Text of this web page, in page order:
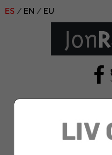
ES EN EU
Rahm (6)
Feb 4, 2019